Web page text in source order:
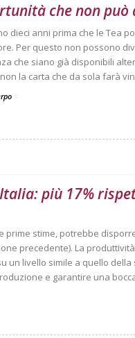
che non
dieci anni prima che le Tea
Per questo non possono
che siano già disponibili
la carta che da sola farà
-
più 17%
prime stime, potrebbe
precedente). La
un livello simile a quello
e garantire una